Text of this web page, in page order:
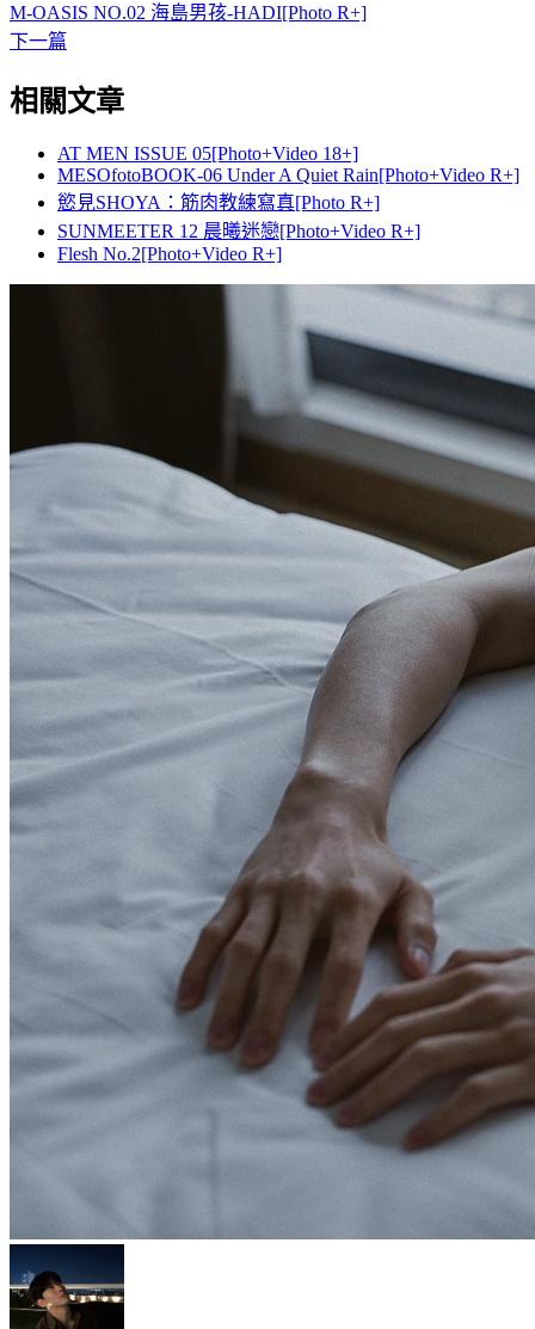
M-OASIS NO.02 海島男孩-HADI[Photo R+]
下一篇
相關文章
AT MEN ISSUE 05[Photo+Video 18+]
MESOfotoBOOK-06 Under A Quiet Rain[Photo+Video R+]
慾見SHOYA：筋肉教練寫真[Photo R+]
SUNMEETER 12 晨曦迷戀[Photo+Video R+]
Flesh No.2[Photo+Video R+]